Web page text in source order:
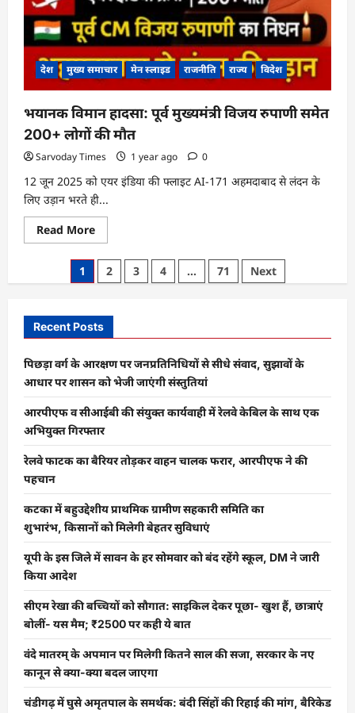
देश मुख्य समाचार मेन स्लाइड राजनीति राज्य विदेश
भयानक विमान हादसा: पूर्व मुख्यमंत्री विजय रुपाणी समेत
200+ लोगों की मौत
Sarvoday Times 1 year ago 0
12 जून 2025 को एयर इंडिया की फ्लाइट AI-171 अहमदाबाद से लंदन के
लिए उड़ान भरते ही...
Read MoreRead
more
भयानक
विमान
हादसा:
विजय
रुपाणी
समेत
लोगों
की
मौत
1 2 3 4 … 71 Next
Recent Posts
पिछड़ा वर्ग के आरक्षण पर जनप्रतिनिधियों से सीधे संवाद, सुझावों के
आधार पर शासन को भेजी जाएंगी संस्तुतियां
आरपीएफ व सीआईबी की संयुक्त कार्यवाही में रेलवे केबिल के साथ एक
अभियुक्त गिरफ्तार
रेलवे फाटक का बैरियर तोड़कर वाहन चालक फरार, आरपीएफ ने की
पहचान
कटका में बहुउद्देशीय प्राथमिक ग्रामीण सहकारी समिति का
शुभारंभ, किसानों को मिलेगी बेहतर सुविधाएं
यूपी के इस जिले में सावन के हर सोमवार को बंद रहेंगे स्कूल, DM ने जारी
किया आदेश
सीएम रेखा की बच्चियों को सौगात: साइकिल देकर पूछा- खुश हैं, छात्राएं
बोलीं- यस मैम; ₹2500 पर कही ये बात
वंदे मातरम् के अपमान पर मिलेगी कितने साल की सजा, सरकार के नए
कानून से क्या-क्या बदल जाएगा
चंडीगढ़ में घुसे अमृतपाल के समर्थक: बंदी सिंहों की रिहाई की मांग, बैरिकेड